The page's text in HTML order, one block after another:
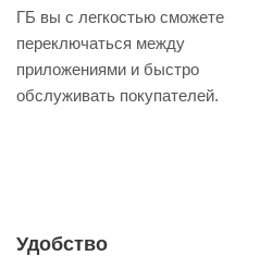
ГБ вы с легкостью сможете
переключаться между
приложениями и быстро
обслуживать покупателей.
Удобство